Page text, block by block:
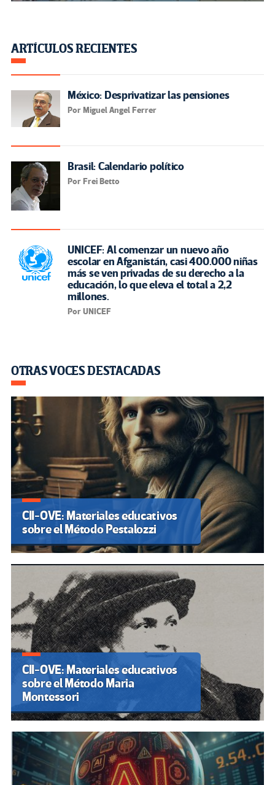
ARTÍCULOS RECIENTES
México: Desprivatizar las pensiones
Por Miguel Angel Ferrer
Brasil: Calendario político
Por Frei Betto
UNICEF: Al comenzar un nuevo año
escolar en Afganistán, casi 400.000 niñas
más se ven privadas de su derecho a la
educación, lo que eleva el total a 2,2
millones.
Por UNICEF
OTRAS VOCES DESTACADAS
CII-OVE: Materiales educativos
sobre el Método Pestalozzi
CII-OVE: Materiales educativos
sobre el Método Maria
Montessori